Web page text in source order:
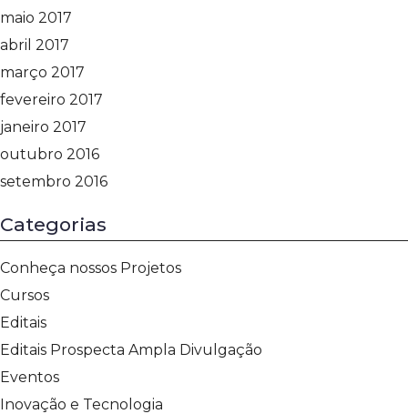
maio 2017
abril 2017
março 2017
fevereiro 2017
janeiro 2017
outubro 2016
setembro 2016
Categorias
Conheça nossos Projetos
Cursos
Editais
Editais Prospecta Ampla Divulgação
Eventos
Inovação e Tecnologia